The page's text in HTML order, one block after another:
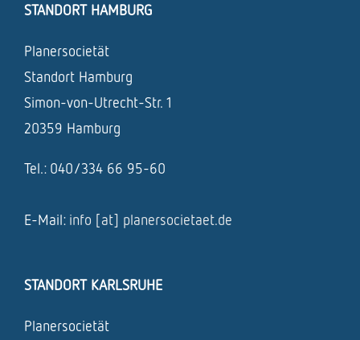
STANDORT HAMBURG
Planersocietät
Standort Hamburg
Simon-von-Utrecht-Str. 1
20359 Hamburg
Tel.: 040/334 66 95-60
E-Mail: info [at] planersocietaet.de
STANDORT KARLSRUHE
Planersocietät